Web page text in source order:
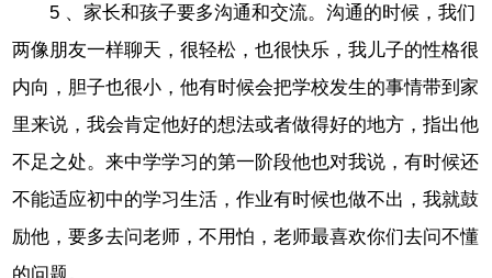
5 、家长和孩子要多沟通和交流。沟通的时候，我们
两像朋友一样聊天，很轻松，也很快乐，我儿子的性格很
内向，胆子也很小，他有时候会把学校发生的事情带到家
里来说，我会肯定他好的想法或者做得好的地方，指出他
不足之处。来中学学习的第一阶段他也对我说，有时候还
不能适应初中的学习生活，作业有时候也做不出，我就鼓
励他，要多去问老师，不用怕，老师最喜欢你们去问不懂